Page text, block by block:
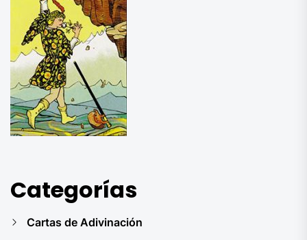
Categorías
Cartas de Adivinación